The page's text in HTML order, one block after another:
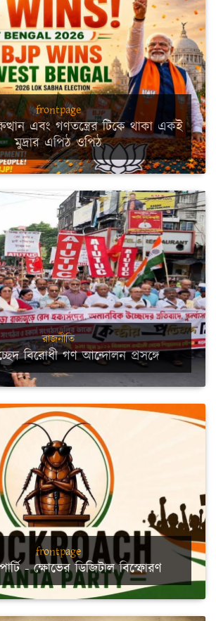
frontpage
এবং গণতন্ত্রের টিকে থাকা একই
মুদ্রার এপিঠ ওপিঠ
রাজনীতি
বিরোধী গণ আন্দোলন প্রসঙ্গে
frontpage
- ক্ষোভের ডিজিটাল বিস্ফোরণ